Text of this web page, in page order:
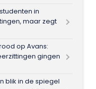
in
maar zegt
op Avans:
gingen
blik in de spiegel